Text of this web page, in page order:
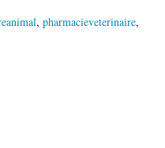
, pharmacieveterinaire,